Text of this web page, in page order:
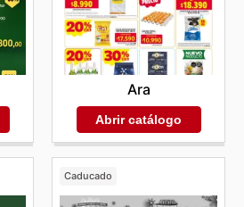
Ara
Abrir catálogo
Caducado